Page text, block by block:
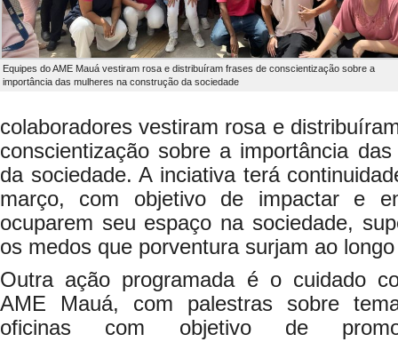
Equipes do AME Mauá vestiram rosa e distribuíram frases de conscientização sobre a
importância das mulheres na construção da sociedade
colaboradores vestiram rosa e
conscientização sobre a importância
da sociedade. A inciativa terá
março, com objetivo de impactar e
ocuparem seu espaço na sociedade,
os medos que porventura surjam ao
Outra ação programada é o cuidado
AME Mauá, com palestras sobre
oficinas com objetivo de